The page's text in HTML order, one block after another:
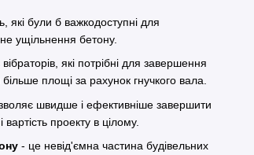
які були б важкодоступні для
ущільнення бетону.
які потрібні для завершення
площі за рахунок гнучкого вала.
швидше і ефективніше завершити
проекту в цілому.
- це невід'ємна частина будівельних